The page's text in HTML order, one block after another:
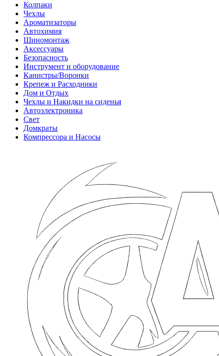
Колпаки
Чехлы
Ароматизаторы
Автохимия
Шиномонтаж
Аксессуары
Безопасность
Инструмент и оборудование
Канистры/Воронки
Крепеж и Расходники
Дом и Отдых
Чехлы и Накидки на сиденья
Автоэлектроника
Свет
Домкраты
Компрессора и Насосы